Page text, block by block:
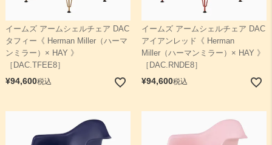
イームズ アームシェルチェア DAC
タフィー《 Herman Miller（ハーマ
ンミラー）× HAY 》
［DAC.TFEE8］
¥94,600税込
イームズ アームシェルチェア DAC
アイアンレッド《 Herman
Miller（ハーマンミラー）× HAY 》
［DAC.RNDE8］
¥94,600税込